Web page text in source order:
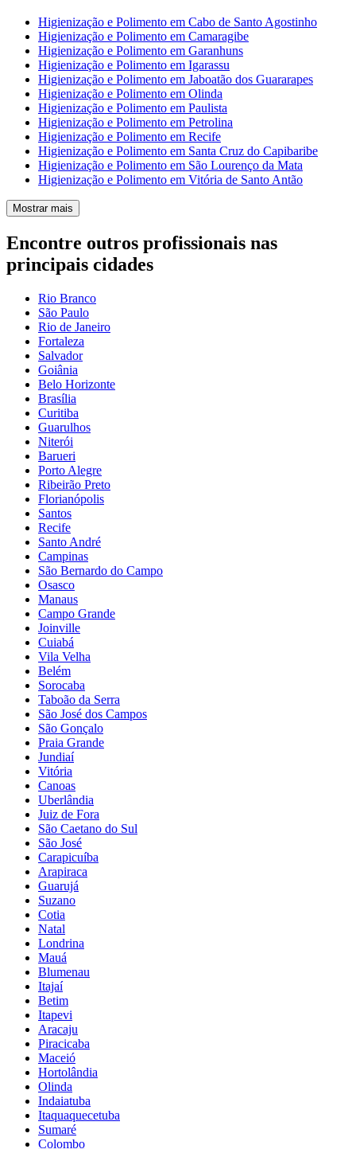
Higienização e Polimento em Cabo de Santo Agostinho
Higienização e Polimento em Camaragibe
Higienização e Polimento em Garanhuns
Higienização e Polimento em Igarassu
Higienização e Polimento em Jaboatão dos Guararapes
Higienização e Polimento em Olinda
Higienização e Polimento em Paulista
Higienização e Polimento em Petrolina
Higienização e Polimento em Recife
Higienização e Polimento em Santa Cruz do Capibaribe
Higienização e Polimento em São Lourenço da Mata
Higienização e Polimento em Vitória de Santo Antão
Mostrar mais
Encontre outros profissionais nas
principais cidades
Rio Branco
São Paulo
Rio de Janeiro
Fortaleza
Salvador
Goiânia
Belo Horizonte
Brasília
Curitiba
Guarulhos
Niterói
Barueri
Porto Alegre
Ribeirão Preto
Florianópolis
Santos
Recife
Santo André
Campinas
São Bernardo do Campo
Osasco
Manaus
Campo Grande
Joinville
Cuiabá
Vila Velha
Belém
Sorocaba
Taboão da Serra
São José dos Campos
São Gonçalo
Praia Grande
Jundiaí
Vitória
Canoas
Uberlândia
Juiz de Fora
São Caetano do Sul
São José
Carapicuíba
Arapiraca
Guarujá
Suzano
Cotia
Natal
Londrina
Mauá
Blumenau
Itajaí
Betim
Itapevi
Aracaju
Piracicaba
Maceió
Hortolândia
Olinda
Indaiatuba
Itaquaquecetuba
Sumaré
Colombo